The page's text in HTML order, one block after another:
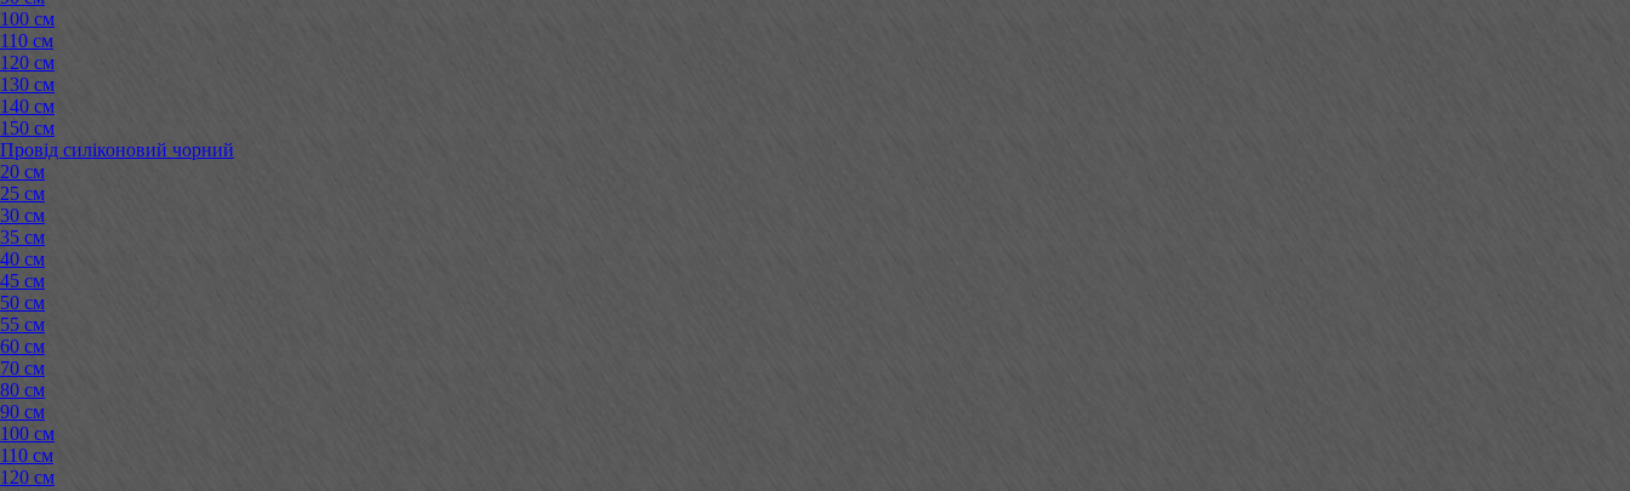
100 см
110 см
120 см
130 см
140 см
150 см
Провід силіконовий чорний
20 см
25 см
30 см
35 см
40 см
45 см
50 см
55 см
60 см
70 см
80 см
90 см
100 см
110 см
120 см